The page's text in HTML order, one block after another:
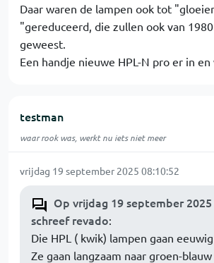
Daar waren de lampen ook tot
"gereduceerd, die zullen ook van
geweest.
Een handje nieuwe HPL-N pro er in
testman
waar rook was, werkt nu iets niet meer
vrijdag 19 september 2025 08:10:52
Op vrijdag 19 september 2025
schreef revado:
Die HPL ( kwik) lampen gaan
Ze gaan langzaam naar groen-